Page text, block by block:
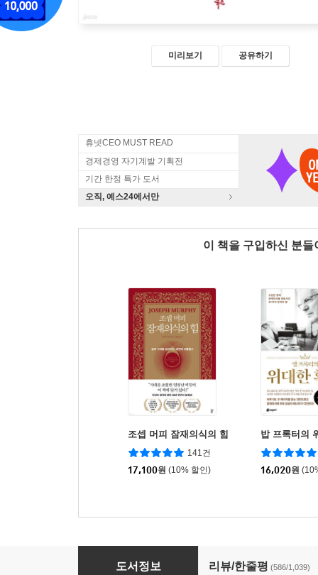
미리보기 공유하기
휴넷CEO MUST READ
경제경영 자기계발 기획전
기간 한정 특가 도서
오직, 예스24에서만
이 책을 구입하신 분
조셉 머피 잠재의식의 힘
141건
17,100원 (10% 할인)
밥 프록터의
16,020원
더 플러스
도서정보 리뷰/한줄평 (586/1,039)